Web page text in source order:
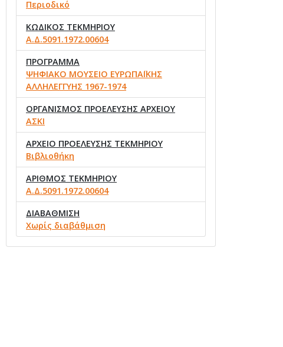
Περιοδικό
ΚΩΔΙΚΟΣ ΤΕΚΜΗΡΙΟΥ
Α.Δ.5091.1972.00604
ΠΡΟΓΡΑΜΜΑ
ΨΗΦΙΑΚΟ ΜΟΥΣΕΙΟ ΕΥΡΩΠΑΪΚΗΣ
ΑΛΛΗΛΕΓΓΥΗΣ 1967-1974
ΟΡΓΑΝΙΣΜΟΣ ΠΡΟΕΛΕΥΣΗΣ ΑΡΧΕΙΟΥ
ΑΣΚΙ
ΑΡΧΕΙΟ ΠΡΟΕΛΕΥΣΗΣ ΤΕΚΜΗΡΙΟΥ
Βιβλιοθήκη
ΑΡΙΘΜΟΣ ΤΕΚΜΗΡΙΟΥ
Α.Δ.5091.1972.00604
ΔΙΑΒΑΘΜΙΣΗ
Χωρίς διαβάθμιση